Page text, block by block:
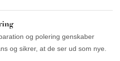
og polering genskaber
og sikrer, at de ser ud som nye.